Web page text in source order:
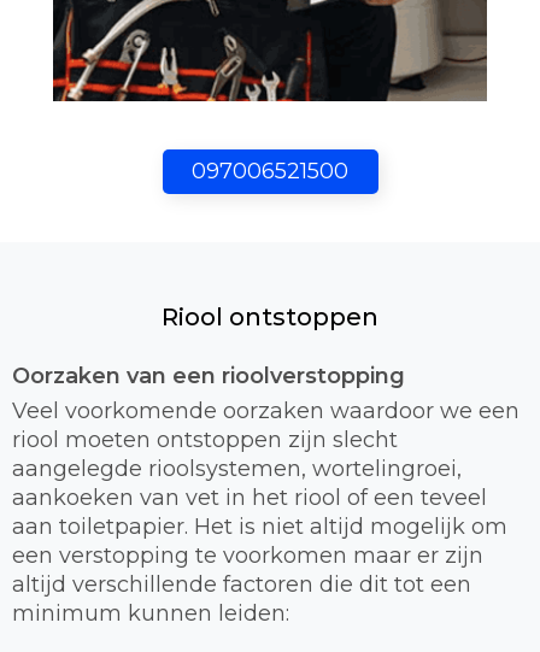
097006521500
Riool ontstoppen
Oorzaken van een rioolverstopping
Veel voorkomende oorzaken waardoor we een
riool moeten ontstoppen zijn slecht
aangelegde rioolsystemen, wortelingroei,
aankoeken van vet in het riool of een teveel
aan toiletpapier. Het is niet altijd mogelijk om
een verstopping te voorkomen maar er zijn
altijd verschillende factoren die dit tot een
minimum kunnen leiden: